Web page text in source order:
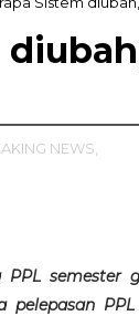
NEWS,
semester
pelepasan